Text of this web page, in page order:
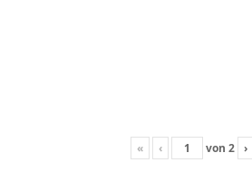
« ‹ von 2 ›